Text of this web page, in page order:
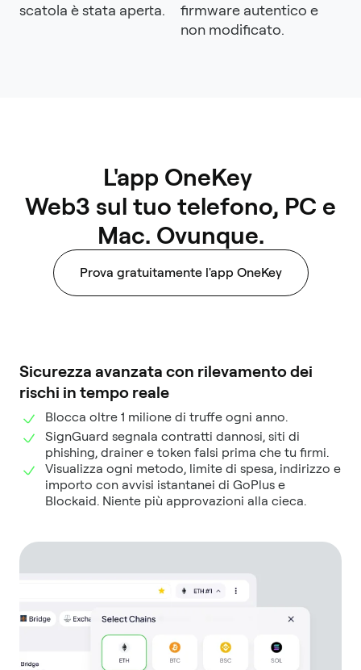
scatola è stata aperta.
firmware autentico e
non modificato.
L'app OneKey
Mac. Ovunque.
Prova gratuitamente l'app OneKey
Sicurezza avanzata con rilevamento dei
rischi in tempo reale
Blocca oltre 1 milione di truffe ogni anno.
SignGuard segnala contratti dannosi, siti di
phishing, drainer e token falsi prima che tu firmi.
Visualizza ogni metodo, limite di spesa, indirizzo e
importo con avvisi istantanei di GoPlus e
Blockaid. Niente più approvazioni alla cieca.